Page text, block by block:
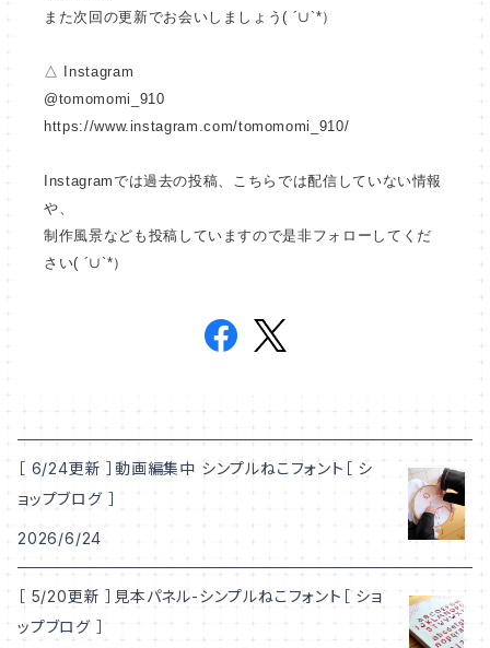
また次回の更新でお会いしましょう( ´∪`*）
△ Instagram
@tomomomi_910
https://www.instagram.com/tomomomi_910/
Instagramでは過去の投稿、こちらでは配信していない情報
や、
制作風景なども投稿していますので是非フォローしてくだ
さい( ´∪`*）
［ 6/24更新 ］動画編集中 シンプルねこフォント［ シ
ョップブログ ］
2026/6/24
［ 5/20更新 ］見本パネル-シンプルねこフォント［ ショ
ップブログ ］